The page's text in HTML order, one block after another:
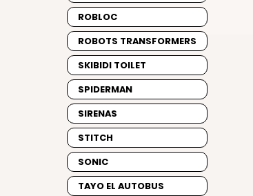
ROBLOC
ROBOTS TRANSFORMERS
SKIBIDI TOILET
SPIDERMAN
SIRENAS
STITCH
SONIC
TAYO EL AUTOBUS